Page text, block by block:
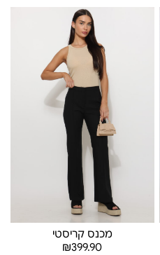
מכנס קריסטי
₪399.90